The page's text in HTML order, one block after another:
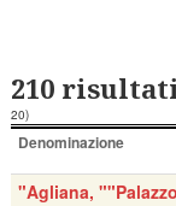
210
20)
Denominazione
"Agliana,